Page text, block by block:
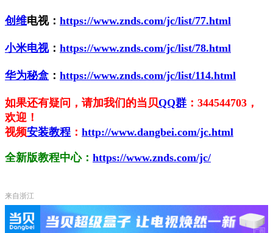
创维电视： https://www.znds.com/jc/list/77.html
小米电视： https://www.znds.com/jc/list/78.html
华为秘盒 ： https://www.znds.com/jc/list/114.html
如果还有疑问，请加我们的当贝QQ群 ：344544703，
欢迎！
视频安装教程 ： http://www.dangbei.com/jc.html
全新版教程中心： https://www.znds.com/jc/
来自浙江